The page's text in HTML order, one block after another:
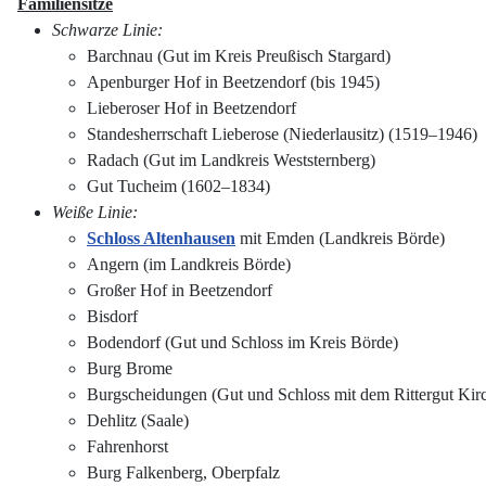
Schwarze Linie:
Barchnau (Gut im Kreis Preußisch Stargard)
Apenburger Hof in Beetzendorf (bis 1945)
Lieberoser Hof in Beetzendorf
Standesherrschaft Lieberose (Niederlausitz) (1519–1946)
Radach (Gut im Landkreis Weststernberg)
Gut Tucheim (1602–1834)
Weiße Linie:
Schloss Altenhausen mit Emden (Landkreis Börde)
Angern (im Landkreis Börde)
Großer Hof in Beetzendorf
Bisdorf
Bodendorf (Gut und Schloss im Kreis Börde)
Burg Brome
Burgscheidungen (Gut und Schloss mit dem Rittergut
Dehlitz (Saale)
Fahrenhorst
Burg Falkenberg, Oberpfalz